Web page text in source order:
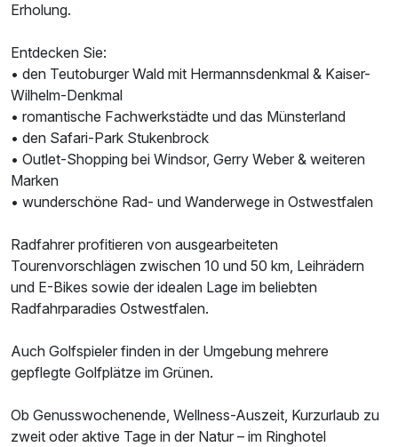
Erholung.
Entdecken Sie:
• den Teutoburger Wald mit Hermannsdenkmal & Kaiser-
Wilhelm-Denkmal
• romantische Fachwerkstädte und das Münsterland
• den Safari-Park Stukenbrock
• Outlet-Shopping bei Windsor, Gerry Weber & weiteren
Marken
• wunderschöne Rad- und Wanderwege in Ostwestfalen
Radfahrer profitieren von ausgearbeiteten
Tourenvorschlägen zwischen 10 und 50 km, Leihrädern
und E-Bikes sowie der idealen Lage im beliebten
Radfahrparadies Ostwestfalen.
Auch Golfspieler finden in der Umgebung mehrere
gepflegte Golfplätze im Grünen.
Ob Genusswochenende, Wellness-Auszeit, Kurzurlaub zu
zweit oder aktive Tage in der Natur – im Ringhotel